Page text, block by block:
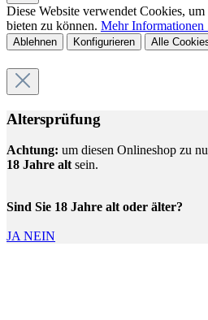
Diese Website verwendet Cookies,
bieten zu können. Mehr Informationen
Ablehnen Konfigurieren Alle
Altersprüfung
Achtung: um diesen Onlineshop zu
18 Jahre alt sein.
Sind Sie 18 Jahre alt oder älter?
JA NEIN